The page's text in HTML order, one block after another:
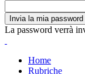
La password verrà
Home
Rubriche